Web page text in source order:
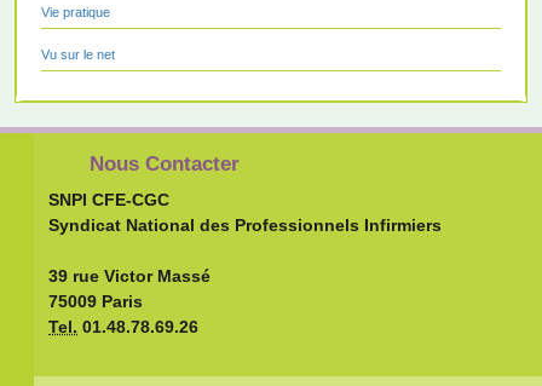
Vie pratique
Vu sur le net
Nous Contacter
SNPI CFE-CGC
Syndicat National des Professionnels Infirmiers
39 rue Victor Massé
75009 Paris
Tel. 01.48.78.69.26